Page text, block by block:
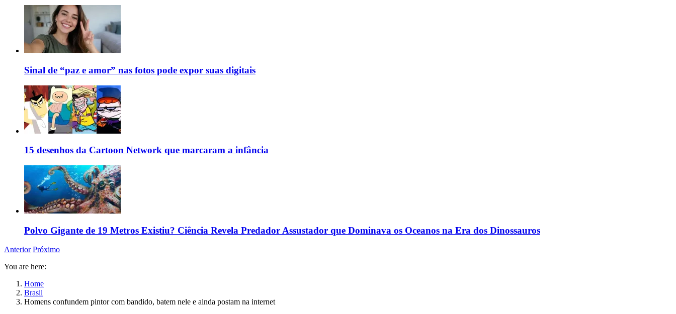
Sinal de “paz e amor” nas fotos pode expor suas digitais
15 desenhos da Cartoon Network que marcaram a infância
Polvo Gigante de 19 Metros Existiu? Ciência Revela Predador Assustador que Dominava os Oceanos na Era dos Dinossauros
Anterior Próximo
You are here:
Home
Brasil
Homens confundem pintor com bandido, batem nele e ainda postam na internet